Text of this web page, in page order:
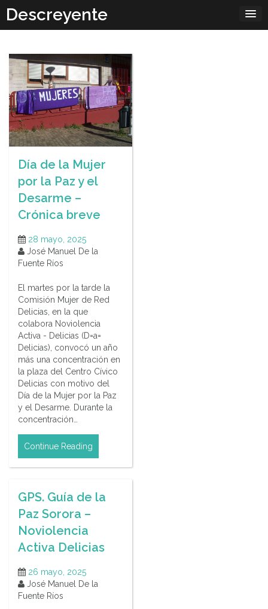
content
Descreyente
Día de la Mujer
por la Paz y el
Desarme –
Crónica breve
28 mayo, 2025
José Manuel De la
Fuente Ríos
El martes por la tarde la
Comisión Mujer de Red
Delicias, en la que
colabora Noviolencia
Activa - Delicias (D=a=
Delicias), convocó un año
más una concentración en
la plaza del Centro Cívico
Delicias con motivo del
Día de la Mujer por la Paz
y el Desarme. Durante la
concentración…
Continue Reading
GPS. Guía de la
Paz Sorora –
Noviolencia
Activa Delicias
26 mayo, 2025
José Manuel De la
Fuente Ríos